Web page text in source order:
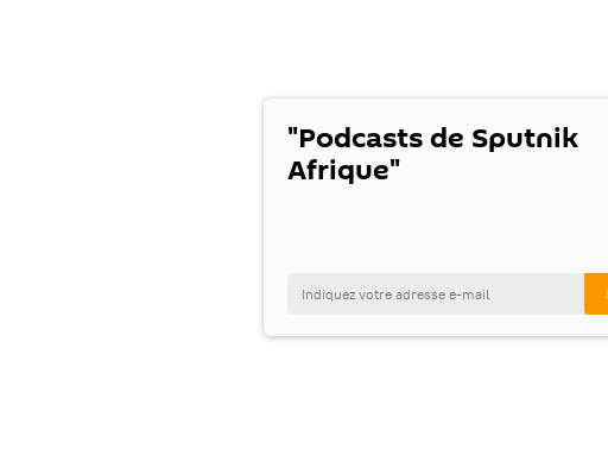
"Podcasts de Sputnik
Afrique"